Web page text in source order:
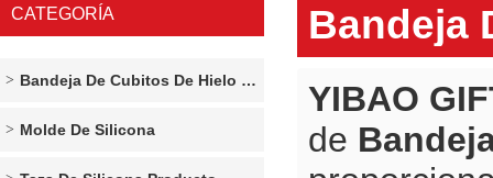
CATEGORÍA
Bandeja De Cubitos De Hielo De Silicona
Molde De Silicona
Bandeja
YIBAO
de